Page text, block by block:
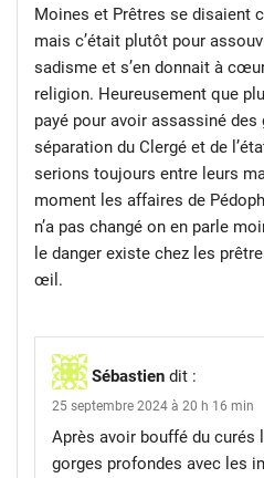
Moines et Prêtres se disaient
mais c’était plutôt pour
sadisme et s’en donnait à
religion. Heureusement que
payé pour avoir assassiné
séparation du Clergé et de
serions toujours entre leurs
moment les affaires de
n’a pas changé on en parle
le danger existe chez les
œil.
Sébastien dit :
25 septembre 2024 à 20 h 16 min
Après avoir bouffé du curés
gorges profondes avec les